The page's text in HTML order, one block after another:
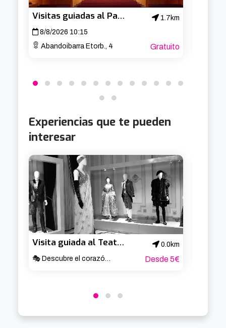
Visitas guiadas al Palacio Euskalduna
1.7km
8/8/2026 10:15
Abandoibarra Etorb., 4
Gratuito
Experiencias que te pueden
interesar
Visita guiada al Teatro Arriaga
0.0km
🎭 Descubre el corazón cultural de Bilbao ✨
Desde 5€